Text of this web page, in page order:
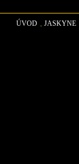
ÚVOD JASKYNE